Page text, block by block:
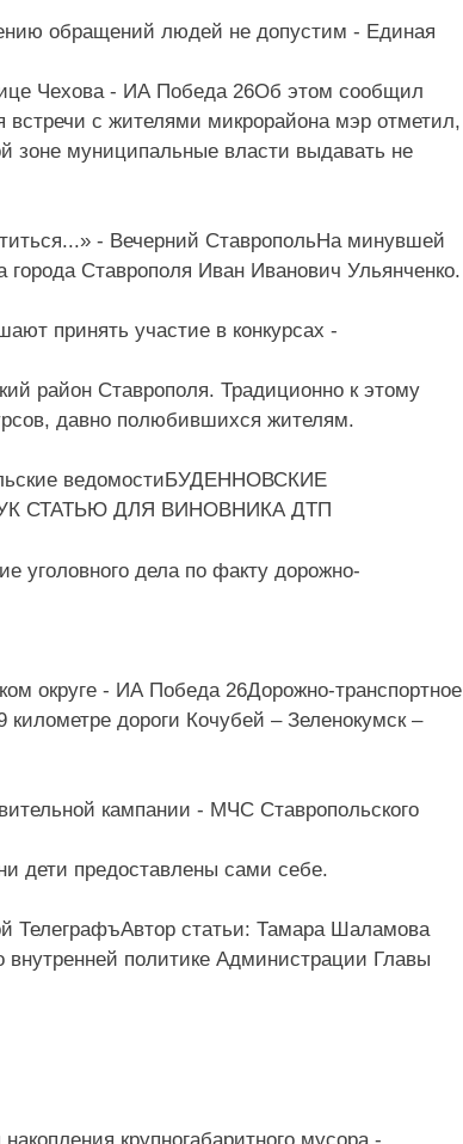
Об этом сообщил
с жителями микрорайона мэр отметил,
зоне муниципальные власти выдавать не
На минувшей
Ставрополя Иван Иванович Ульянченко.
район Ставрополя. Традиционно к этому
давно полюбившихся жителям.
БУДЕННОВСКИЕ
СТАТЬЮ ДЛЯ ВИНОВНИКА ДТП
уголовного дела по факту дорожно-
Дорожно-транспортное
дороги Кочубей – Зеленокумск –
дети предоставлены сами себе.
Автор статьи: Тамара Шаламова
политике Администрации Главы